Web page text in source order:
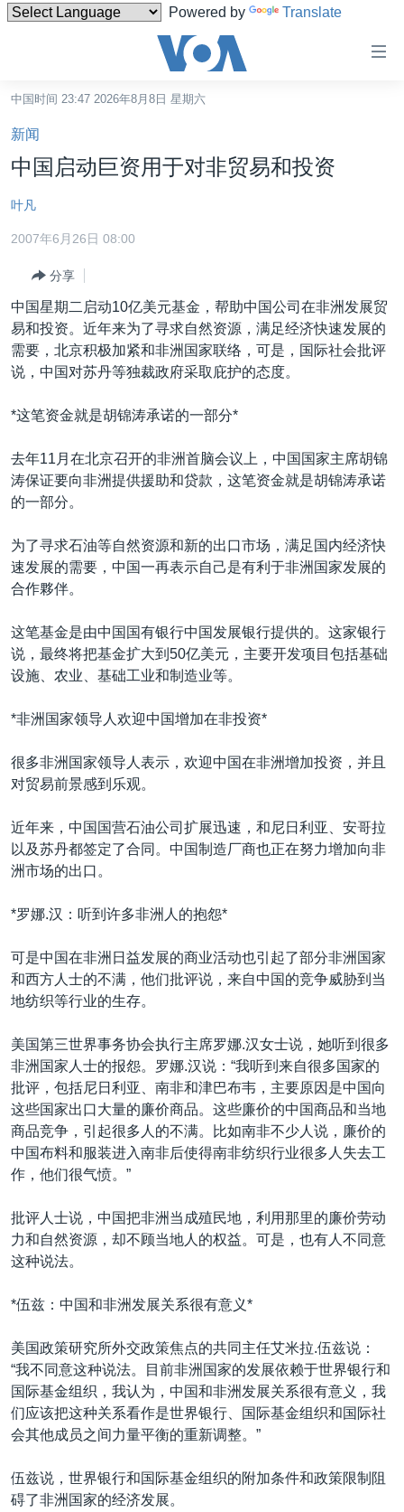
Powered by Translate
碍
链
接
转
内
转
到
导
航
转
检
索
台湾
港澳
国际
最新国际新闻
印太
中东
欧洲
美洲
全球议题
分类新闻
经济·金融·贸易
人权·法律·宗教
科教·文娱·体健
劳工
环境
美中关系
热点专题
白宫要闻
美中关系
美国建国250周年
埃博拉疫情
美国之音专访
台海两岸关系
南中国海争端
GEN Z 看美国
VOA视频
中文广播
其他语言网站
中国时间 23:47 2026年8月8日 星期六
新闻
中国启动巨资用于对非贸易和投资
叶凡
2007年6月26日 08:00
分享
中国星期二启动10亿美元基金，帮助中国公司在非洲发展贸
易和投资。近年来为了寻求自然资源，满足经济快速发展的
需要，北京积极加紧和非洲国家联络，可是，国际社会批评
说，中国对苏丹等独裁政府采取庇护的态度。
*这笔资金就是胡锦涛承诺的一部分*
去年11月在北京召开的非洲首脑会议上，中国国家主席胡锦
涛保证要向非洲提供援助和贷款，这笔资金就是胡锦涛承诺
的一部分。
为了寻求石油等自然资源和新的出口市场，满足国内经济快
速发展的需要，中国一再表示自己是有利于非洲国家发展的
合作夥伴。
这笔基金是由中国国有银行中国发展银行提供的。这家银行
说，最终将把基金扩大到50亿美元，主要开发项目包括基础
设施、农业、基础工业和制造业等。
*非洲国家领导人欢迎中国增加在非投资*
很多非洲国家领导人表示，欢迎中国在非洲增加投资，并且
对贸易前景感到乐观。
近年来，中国国营石油公司扩展迅速，和尼日利亚、安哥拉
以及苏丹都签定了合同。中国制造厂商也正在努力增加向非
洲市场的出口。
*罗娜.汉：听到许多非洲人的抱怨*
可是中国在非洲日益发展的商业活动也引起了部分非洲国家
和西方人士的不满，他们批评说，来自中国的竞争威胁到当
地纺织等行业的生存。
美国第三世界事务协会执行主席罗娜.汉女士说，她听到很多
非洲国家人士的报怨。罗娜.汉说：“我听到来自很多国家的
批评，包括尼日利亚、南非和津巴布韦，主要原因是中国向
这些国家出口大量的廉价商品。这些廉价的中国商品和当地
商品竞争，引起很多人的不满。比如南非不少人说，廉价的
中国布料和服装进入南非后使得南非纺织行业很多人失去工
作，他们很气愤。”
批评人士说，中国把非洲当成殖民地，利用那里的廉价劳动
力和自然资源，却不顾当地人的权益。可是，也有人不同意
这种说法。
*伍兹：中国和非洲发展关系很有意义*
美国政策研究所外交政策焦点的共同主任艾米拉.伍兹说：
“我不同意这种说法。目前非洲国家的发展依赖于世界银行和
国际基金组织，我认为，中国和非洲发展关系很有意义，我
们应该把这种关系看作是世界银行、国际基金组织和国际社
会其他成员之间力量平衡的重新调整。”
伍兹说，世界银行和国际基金组织的附加条件和政策限制阻
碍了非洲国家的经济发展。